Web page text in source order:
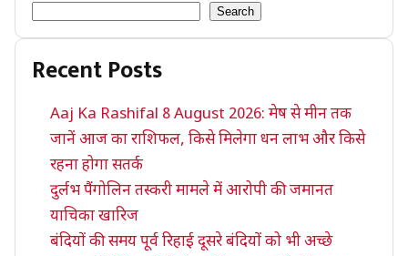
Search
Recent Posts
Aaj Ka Rashifal 8 August 2026: मेष से मीन तक
जानें आज का राशिफल, किसे मिलेगा धन लाभ और किसे
रहना होगा सतर्क
दुर्लभ पैंगोलिन तस्करी मामले में आरोपी की जमानत
याचिका खारिज
बंदियों की समय पूर्व रिहाई दूसरे बंदियों को भी अच्छे